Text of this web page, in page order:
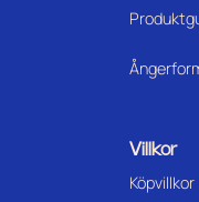
Villkor
Köpvillkor